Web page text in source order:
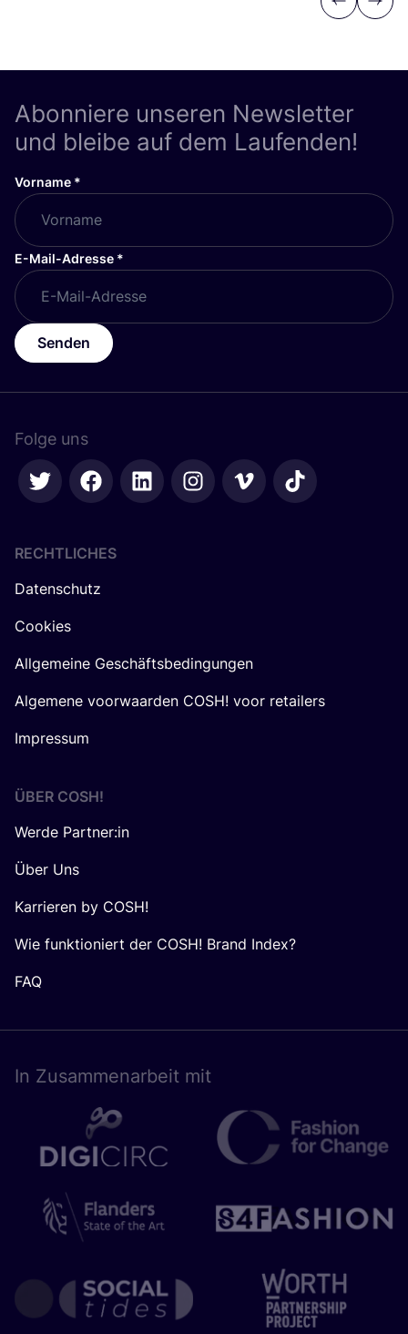
Previous
Next
Abonniere unseren Newsletter
und bleibe auf dem Laufenden!
Vorname *
E-Mail-Adresse *
Senden
Folge uns
RECHTLICHES
Datenschutz
Cookies
Allgemeine Geschäftsbedingungen
Algemene voorwaarden COSH! voor retailers
Impressum
ÜBER COSH!
Werde Partner:in
Über Uns
Karrieren by COSH!
Wie funktioniert der COSH! Brand Index?
FAQ
In Zusam­men­ar­beit mit